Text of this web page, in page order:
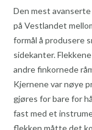
Den mest
på Vestlandet
formål å produsere
sidekanter.
andre finkornede
Kjernene var nøye
gjøres for bare for
fast med et